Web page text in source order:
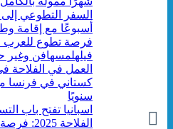
أسبوعًا مع إقامة
فرصة تطوع للعرب
فيلهلمسهافن وغير
العمل في الفلاحة
سنويًا
اسبانيا تفتح باب
الفلاحة 2025: فرصة ذهبية للعمال المغاربة